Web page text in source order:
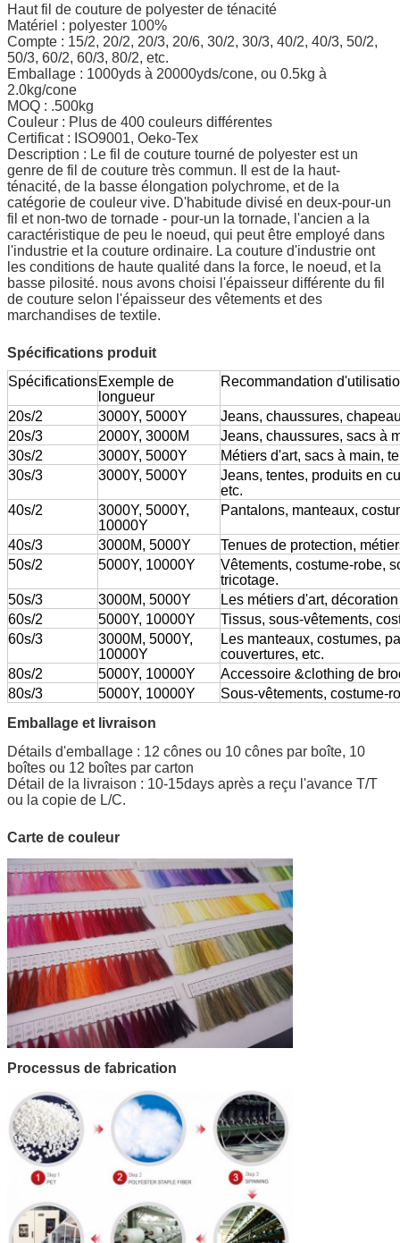
Haut fil de couture de polyester de ténacité
Matériel : polyester 100%
Compte : 15/2, 20/2, 20/3, 20/6, 30/2, 30/3, 40/2, 40/3, 50/2,
50/3, 60/2, 60/3, 80/2, etc.
Emballage : 1000yds à 20000yds/cone, ou 0.5kg à
2.0kg/cone
MOQ : .500kg
Couleur : Plus de 400 couleurs différentes
Certificat : ISO9001, Oeko-Tex
Description : Le fil de couture tourné de polyester est un
genre de fil de couture très commun. Il est de la haut-
ténacité, de la basse élongation polychrome, et de la
catégorie de couleur vive. D'habitude divisé en deux-pour-un
fil et non-two de tornade - pour-un la tornade, l'ancien a la
caractéristique de peu le noeud, qui peut être employé dans
l'industrie et la couture ordinaire. La couture d'industrie ont
les conditions de haute qualité dans la force, le noeud, et la
basse pilosité. nous avons choisi l'épaisseur différente du fil
de couture selon l'épaisseur des vêtements et des
marchandises de textile.
Spécifications produit
SpécificationsExemple de
longueur
Recommandation
20s/2 3000Y, 5000Y
Jeans, chaussures,
20s/3
2000Y, 3000M
Jeans, chaussures, sacs à
30s/2
3000Y, 5000Y
Métiers d'art, sacs à main,
30s/3
3000Y, 5000Y
Jeans, tentes, produits en
etc.
40s/2
3000Y, 5000Y,
10000Y
Pantalons, manteaux,
40s/3 3000M, 5000Y
Tenues de protection,
50s/2
5000Y, 10000Y
Vêtements, costume-robe,
tricotage.
50s/3
3000M, 5000Y
Les métiers d'art,
60s/2
5000Y, 10000Y
Tissus, sous-vêtements,
60s/3
3000M, 5000Y,
10000Y
Les manteaux, costumes,
couvertures, etc.
80s/2
5000Y, 10000Y
Accessoire &clothing de
80s/3
5000Y, 10000Y
Sous-vêtements, costume-
Emballage et livraison
Détails d'emballage : 12 cônes ou 10 cônes par boîte, 10
boîtes ou 12 boîtes par carton
Détail de la livraison : 10-15days après a reçu l'avance T/T
ou la copie de L/C.
Carte de couleur
Processus de fabrication